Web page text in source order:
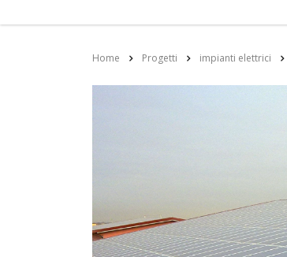
Home Progetti impianti elettrici